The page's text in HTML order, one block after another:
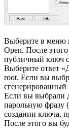
Выберите в меню
Open. После
публичный ключ
Выберите ответ
root. Если вы
сгенерированный
Если вы выбрали
парольную фразу
создании ключа,
После этого вы